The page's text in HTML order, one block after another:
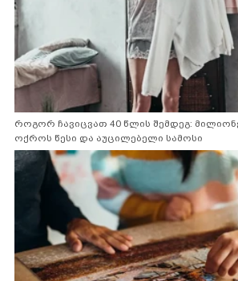
როგორ ჩავიცვათ 40 წლის შემდეგ:
ოქროს წესი და აუცილებელი სამოსი